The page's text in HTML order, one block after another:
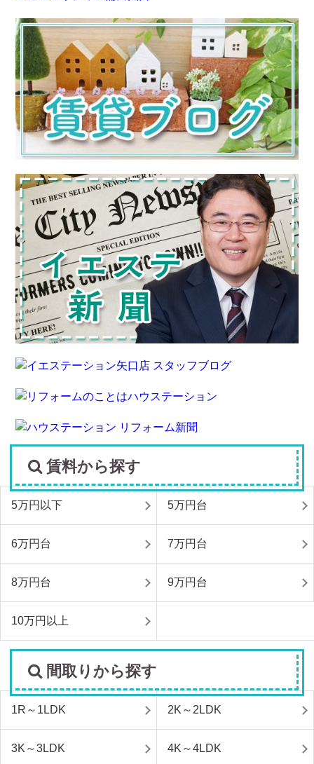
賃料から探す
5万円以下 5万円台
6万円台 7万円台
8万円台 9万円台
10万円以上
間取りから探す
1R～1LDK 2K～2LDK
3K～3LDK 4K～4LDK